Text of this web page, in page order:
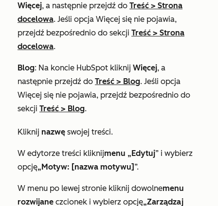
Więcej, a następnie przejdź do Treść > Strona
docelowa. Jeśli opcja Więcej się nie pojawia,
przejdź bezpośrednio do sekcji Treść > Strona
docelowa.
Blog: Na koncie HubSpot kliknij Więcej, a
następnie przejdź do Treść > Blog. Jeśli opcja
Więcej się nie pojawia, przejdź bezpośrednio do
sekcji Treść > Blog.
Kliknij nazwę swojej treści.
W edytorze treści kliknijmenu „Edytuj” i wybierz
opcję„Motyw: [nazwa motywu] ”.
W menu po lewej stronie kliknij dowolnemenu
rozwijane czcionek i wybierz opcję„Zarządzaj